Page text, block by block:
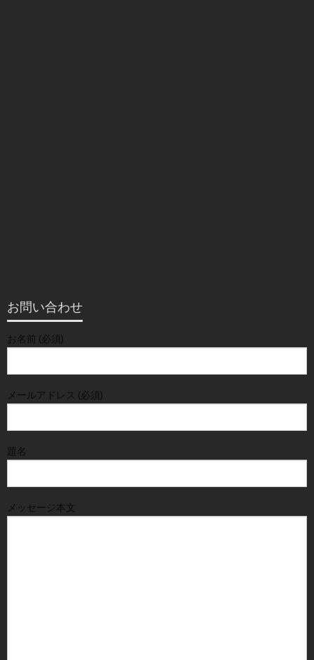
お問い合わせ
お名前 (必須)
メールアドレス (必須)
題名
メッセージ本文